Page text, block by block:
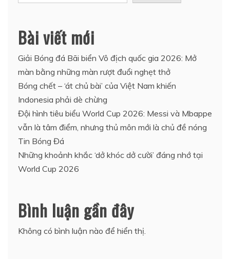
Bài viết mới
Giải Bóng đá Bãi biển Vô địch quốc gia 2026: Mở
màn bằng những màn rượt đuổi nghẹt thở
Bóng chết – ‘át chủ bài’ của Việt Nam khiến
Indonesia phải dè chừng
Đội hình tiêu biểu World Cup 2026: Messi và Mbappe
vẫn là tâm điểm, nhưng thủ môn mới là chủ đề nóng
Tin Bóng Đá
Những khoảnh khắc ‘dở khóc dở cười’ đáng nhớ tại
World Cup 2026
Bình luận gần đây
Không có bình luận nào để hiển thị.